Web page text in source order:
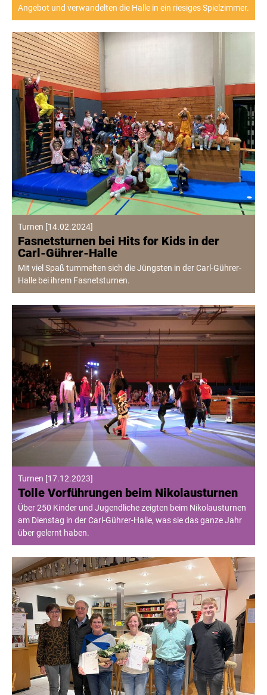
Angebot und verwandelten die Halle in ein riesiges Spielzimmer.
Turnen [14.02.2024]
Fasnetsturnen bei Hits for Kids in der
Carl-Gührer-Halle
Mit viel Spaß tummelten sich die Jüngsten in der Carl-Gührer-
Halle bei ihrem Fasnetsturnen.
Turnen [17.12.2023]
Tolle Vorführungen beim Nikolausturnen
Über 250 Kinder und Jugendliche zeigten beim Nikolausturnen
am Dienstag in der Carl-Gührer-Halle, was sie das ganze Jahr
über gelernt haben.